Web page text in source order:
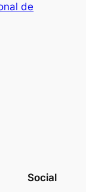
de
Social